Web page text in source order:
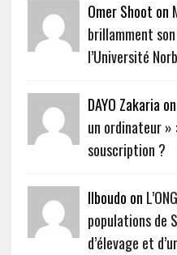
Omer Shoot on
brillamment
l’Université
DAYO Zakaria on
un ordinateur
souscription ?
Ilboudo on
populations de
d’élevage et